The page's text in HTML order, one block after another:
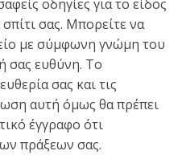
οδηγίες για το είδος
σας. Μπορείτε να
με σύμφωνη γνώμη του
σας ευθύνη. Το
σας και τις
αυτή όμως θα πρέπει
έγγραφο ότι
πράξεων σας.